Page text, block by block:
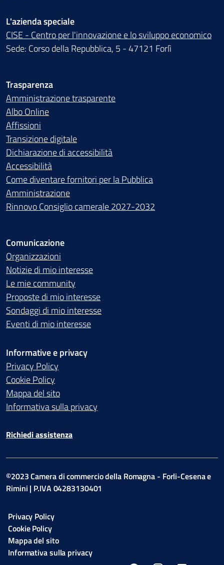
L'azienda speciale
CISE - Centro per l'innovazione e lo sviluppo economico
Sede: Corso della Repubblica, 5 - 47121 Forlì
Trasparenza
Amministrazione trasparente
Albo Online
Affissioni
Transizione digitale
Dichiarazione di accessibilità
Accessibilità
Come diventare fornitori per la Pubblica
Amministrazione
Rinnovo Consiglio camerale 2027-2032
Comunicazione
Organizzazioni
Notizie di mio interesse
Le mie community
Proposte di mio interesse
Sondaggi di mio interesse
Eventi di mio interesse
Informative e privacy
Privacy Policy
Cookie Policy
Mappa del sito
Informativa sulla privacy
Richiedi assistenza
©2023 Camera di commercio della Romagna - Forli-Cesena e
Rimini | P.IVA 04283130401
Privacy Policy
Cookie Policy
Mappa del sito
Informativa sulla privacy